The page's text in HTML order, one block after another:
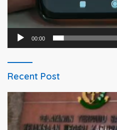
00:00
Recent Post